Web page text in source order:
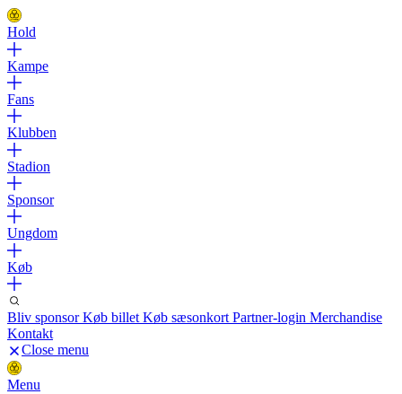
Hold
Kampe
Fans
Klubben
Stadion
Sponsor
Ungdom
Køb
Bliv sponsorKøb billet Køb sæsonkort Partner-login Merchandise
Kontakt
Close menu
Menu